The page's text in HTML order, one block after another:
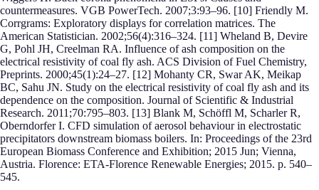
countermeasures. VGB PowerTech. 2007;3:93–96. [10] Friendly M.
Corrgrams: Exploratory displays for correlation matrices. The
American Statistician. 2002;56(4):316–324. [11] Wheland B, Devire
G, Pohl JH, Creelman RA. Influence of ash composition on the
electrical resistivity of coal fly ash. ACS Division of Fuel Chemistry,
Preprints. 2000;45(1):24–27. [12] Mohanty CR, Swar AK, Meikap
BC, Sahu JN. Study on the electrical resistivity of coal fly ash and its
dependence on the composition. Journal of Scientific & Industrial
Research. 2011;70:795–803. [13] Blank M, Schöffl M, Scharler R,
Oberndorfer I. CFD simulation of aerosol behaviour in electrostatic
precipitators downstream biomass boilers. In: Proceedings of the 23rd
European Biomass Conference and Exhibition; 2015 Jun; Vienna,
Austria. Florence: ETA-Florence Renewable Energies; 2015. p. 540–
545.